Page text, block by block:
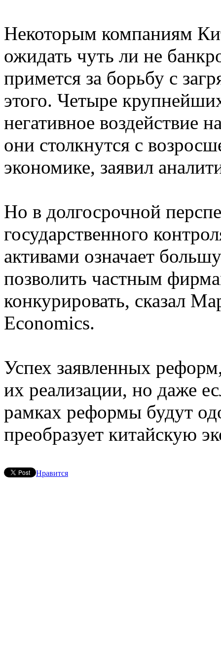
Некоторым компаниям
ожидать чуть ли не
примется за борьбу с
этого. Четыре
негативное воздействие
они столкнутся с
экономике, заявил
Но в долгосрочной
государственного
активами означает
позволить частным
конкурировать, сказал
Economics.
Успех заявленных
их реализации, но даже
рамках реформы будут
преобразует китайскую
Нравится